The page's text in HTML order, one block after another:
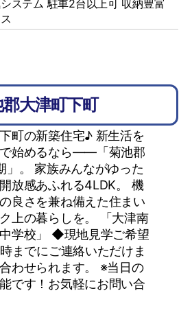
ステム 駐車2台以上可 収納豊富
池郡大津町下町
町の新築住宅♪ 新生活を
始めるなら――「菊池郡
」。 家族みんながゆった
放感あふれる4LDK。 機
良さを兼ね備えた住まい
上の暮らしを。 「大津南
学校」 ◆現地見学ご希望
までにご連絡いただけま
わせられます。 ※当日の
です！お気軽にお問い合